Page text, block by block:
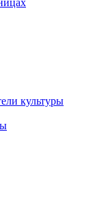
культуры